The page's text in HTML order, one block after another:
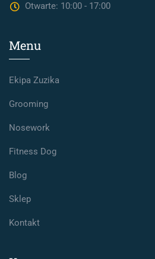
Otwarte: 10:00 - 17:00
Menu
Ekipa Zuzika
Grooming
Nosework
Fitness Dog
Blog
Sklep
Kontakt